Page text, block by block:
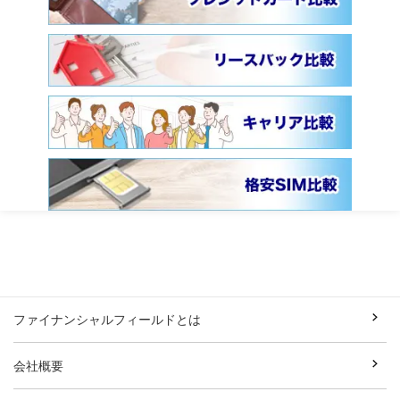
ファイナンシャルフィールドとは
会社概要